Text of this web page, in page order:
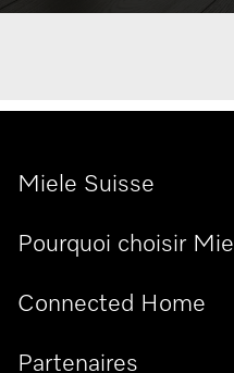
Miele Suisse
Pourquoi choisir
Connected Home
Partenaires